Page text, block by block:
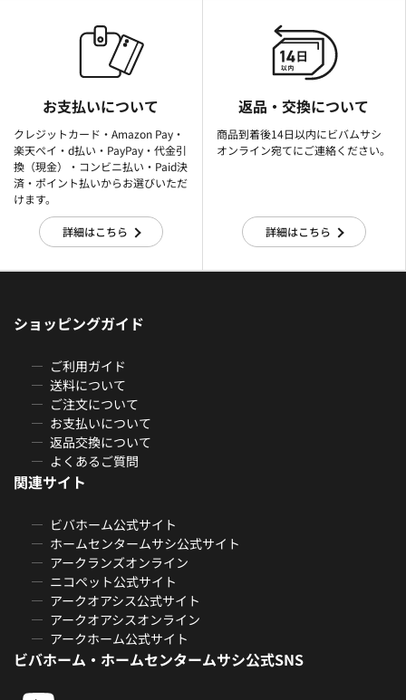
お支払いについて
クレジットカード・Amazon Pay・
楽天ぺイ・d払い・PayPay・代金引
換（現金）・コンビニ払い・Paid決
済・ポイント払いからお選びいただ
けます。
詳細はこちら
返品・交換について
商品到着後14日以内にビバムサシ
オンライン宛てにご連絡ください。
詳細はこちら
ショッピングガイド
ご利用ガイド
送料について
ご注文について
お支払いについて
返品交換について
よくあるご質問
関連サイト
ビバホーム公式サイト
ホームセンタームサシ公式サイト
アークランズオンライン
ニコペット公式サイト
アークオアシス公式サイト
アークオアシスオンライン
アークホーム公式サイト
ビバホーム・ホームセンタームサシ公式SNS